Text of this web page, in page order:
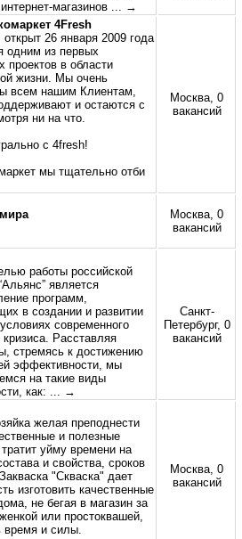
магазинов
... →
4Fresh
26 января 2009 года
одним из первых
проектов в области
жизни. Мы очень
всем нашим Клиентам,
и остаются с
ни на что.
с 4fresh!
мы тщательно отби
Москва, 0
вакансий
Москва, 0
вакансий
работы российской
является
программ,
в создании и развитии
современного
кризиса. Расставляя
стремясь к достижению
эффективности, мы
на такие виды
как:
... →
Санкт-
Петербург, 0
вакансий
желая преподнести
и полезные
уйму времени на
и свойства, сроков
"Скваска" дает
изготовить качественные
не бегая в магазин за
или простоквашей,
время и силы.
Москва, 0
вакансий